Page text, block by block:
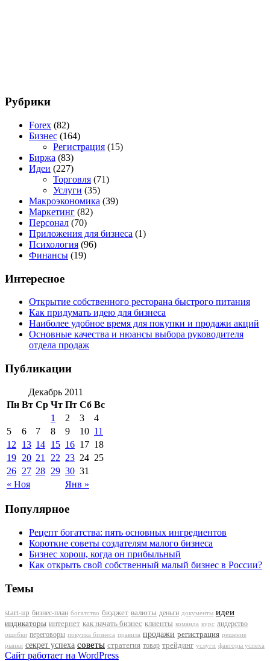
Рубрики
Forex (82)
Бизнес (164)
Регистрация (15)
Биржа (83)
Идеи (227)
Торговля (71)
Услуги (35)
Макроэкономика (39)
Маркетинг (82)
Персонал (70)
Приложения для бизнеса (1)
Психология (96)
Финансы (19)
Интересное
Открытие собственного ресторана быстрого питания
Как придумать идею для бизнеса
Наиболее удобное время для покупки и продажи акций
Основные качества и нюансы выбора руководителя
отдела продаж
Публикации
Декабрь 2011
Пн Вт Ср Чт Пт Сб Вс
« Ноя Янв »
1 2 3
4
5
6 7 8 9 10 11
12
13 14 15 16 17 18
19 20 21 22 23 24 25
26 27 28 29 30 31
Популярное
Рецепт богатства: пять основных ингредиентов
Короткие советы создателям малого бизнеса
Бизнес хорош, когда он прибыльный
Как открыть свой собственный малый бизнес в России?
Темы
start-up бизнес-план богатство бюджет валюты деньги документы идеи
индикаторы интернет как начать бизнес клиенты команда курс лидерство
ошибки переговоры покупка бизнеса правила продажи регистрация решение
рынки секрет успеха советы стратегия товар трейдинг услуги факторы успеха
Сайт работает на WordPress